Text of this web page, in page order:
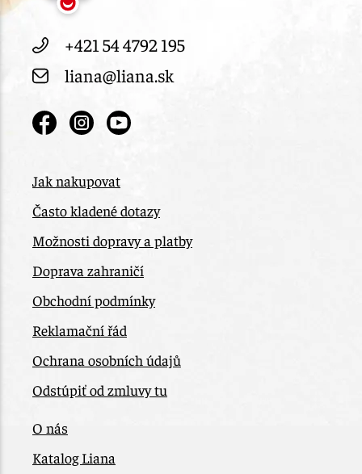
+421 54 4792 195
liana@liana.sk
Jak nakupovat
Často kladené dotazy
Možnosti dopravy a platby
Doprava zahraničí
Obchodní podmínky
Reklamační řád
Ochrana osobních údajů
Odstúpiť od zmluvy tu
O nás
Katalog Liana